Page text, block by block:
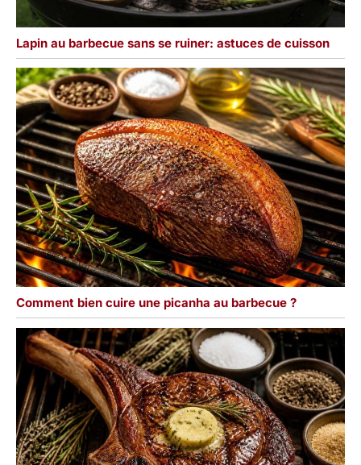
Lapin au barbecue sans se ruiner: astuces de cuisson
Comment bien cuire une picanha au barbecue ?